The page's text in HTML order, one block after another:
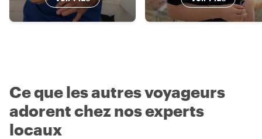
Ce que les autres voyageurs
adorent chez nos experts
locaux